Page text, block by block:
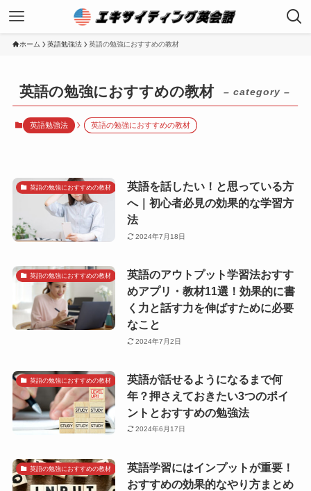
ホーム 英語勉強法 英語の勉強におすすめの教材
英語の勉強におすすめの教材 – category –
英語勉強法 英語の勉強におすすめの教材
英語の勉強におすすめの教材
英語を話したい！と思っている方
へ｜初心者必見の効果的な学習方
法
2024年7月18日
英語の勉強におすすめの教材
英語のアウトプット学習法おすす
めアプリ・教材11選！効果的に書
く力と話す力を伸ばすために必要
なこと
2024年7月2日
英語の勉強におすすめの教材
英語が話せるようになるまで何
年？押さえておきたい3つのポイ
ントとおすすめの勉強法
2024年6月17日
英語の勉強におすすめの教材
英語学習にはインプットが重要！
おすすめの効果的なやり方まとめ